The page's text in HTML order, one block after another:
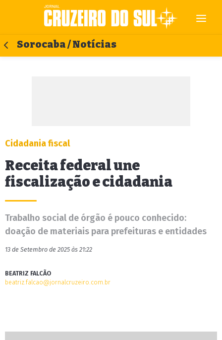
Sorocaba / Notícias
Cidadania fiscal
Receita federal une
fiscalização e cidadania
Trabalho social de órgão é pouco conhecido:
doação de materiais para prefeituras e entidades
13 de Setembro de 2025 às 21:22
BEATRIZ FALCÃO
beatriz.falcao@jornalcruzeiro.com.br